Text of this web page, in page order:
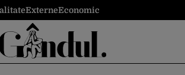
ExterneEconomic